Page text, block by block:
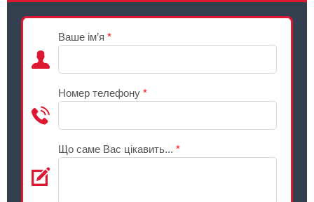
Ваше ім’я *
Номер телефону *
Що саме Вас цікавить... *